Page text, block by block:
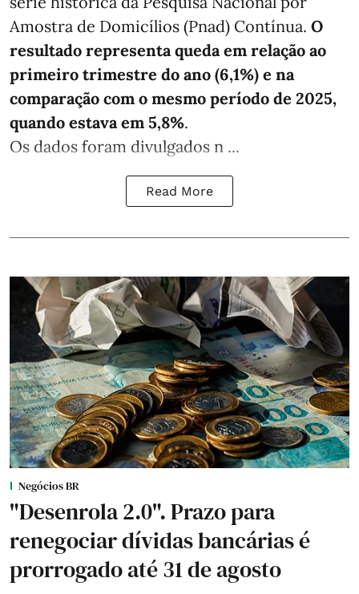
Amostra de Domicílios (Pnad) Contínua. O
resultado representa queda em relação ao
primeiro trimestre do ano (6,1%) e na
comparação com o mesmo período de 2025,
quando estava em 5,8%.
Os dados foram divulgados n ...
Read More
Negócios BR
"Desenrola 2.0". Prazo para
renegociar dívidas bancárias é
prorrogado até 31 de agosto